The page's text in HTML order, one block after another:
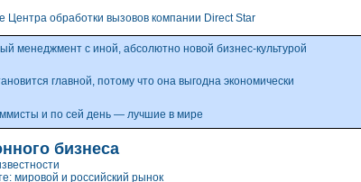
Центра обработки вызовов компании Direct Star
менеджмент с иной, абсолютно новой бизнес-культурой
главной, потому что она выгодна экономически
и по сей день — лучшие в мире
бизнеса
мировой и российский рынок